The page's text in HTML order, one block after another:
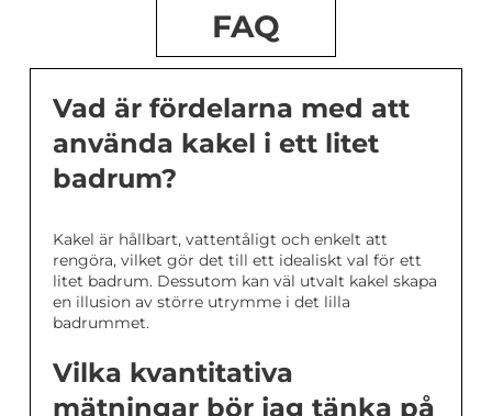
FAQ
Vad är fördelarna med att
använda kakel i ett litet
badrum?
Kakel är hållbart, vattentåligt och enkelt att
rengöra, vilket gör det till ett idealiskt val för ett
litet badrum. Dessutom kan väl utvalt kakel skapa
en illusion av större utrymme i det lilla
badrummet.
Vilka kvantitativa
mätningar bör jag tänka på